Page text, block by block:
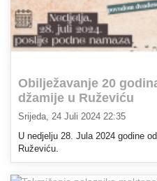
Obilježavanje 20
džamije u Ruževiću
Srijeda, 24 Juli 2024 22:35
U nedjelju 28. Jula 2024 godine
Ruževiću.